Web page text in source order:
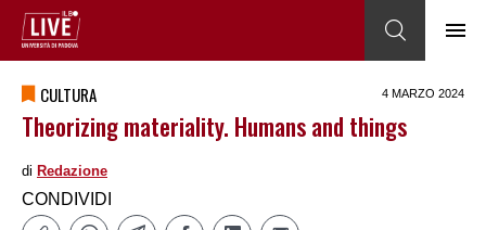
CULTURA 4 MARZO 2024
Theorizing materiality. Humans and things
di Redazione
CONDIVIDI